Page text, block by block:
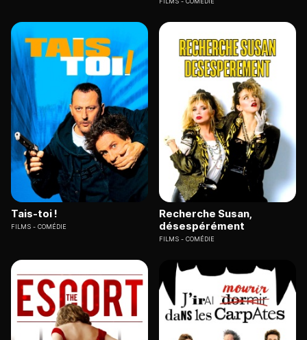
Tais-toi !
FILMS COMÉDIE
Recherche Susan,
désespérément
FILMS COMÉDIE